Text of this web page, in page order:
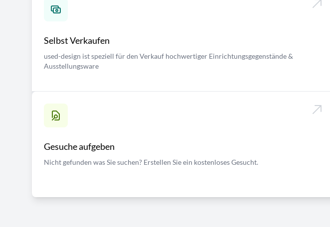
Selbst Verkaufen
used-design ist speziell für den Verkauf hochwertiger Einrichtungsgegenstände &
Ausstellungsware
Gesuche aufgeben
Nicht gefunden was Sie suchen? Erstellen Sie ein kostenloses Gesucht.